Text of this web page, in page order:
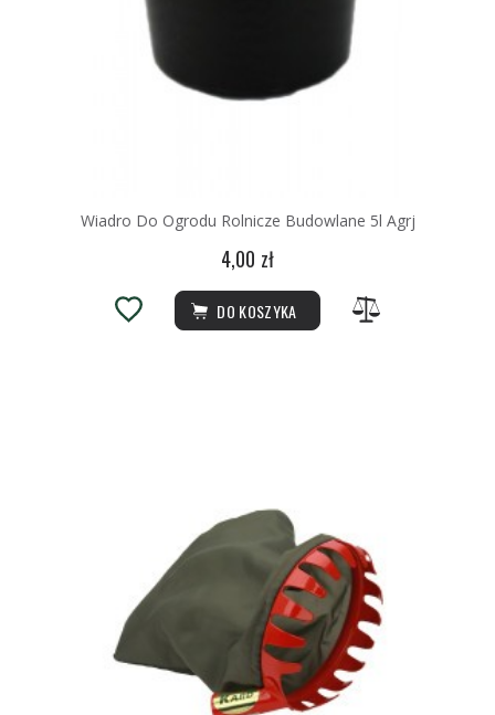
Wiadro Do Ogrodu Rolnicze Budowlane 5l Agrj
4,00 zł
DO KOSZYKA